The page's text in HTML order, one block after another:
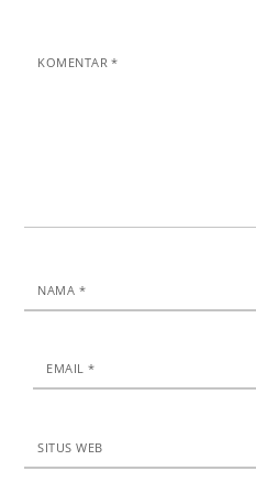
KOMENTAR*
NAMA *
EMAIL*
SITUS WEB